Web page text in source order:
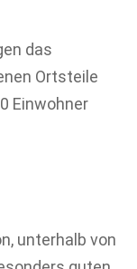
das
Ortsteile
Einwohner
unterhalb von